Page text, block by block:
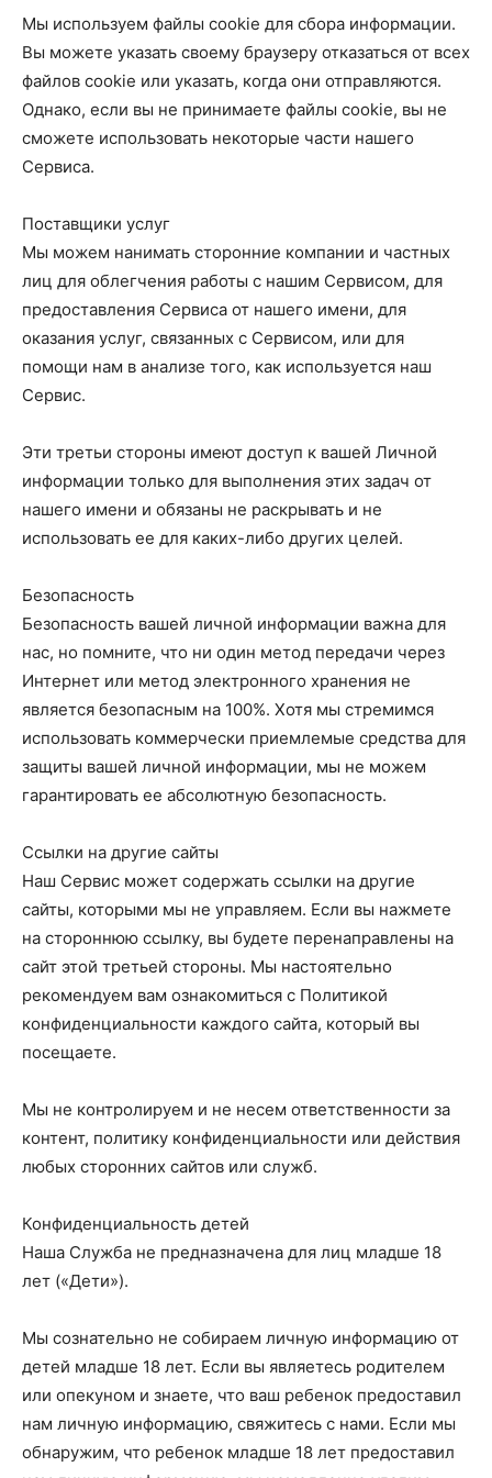
Мы используем файлы cookie для сбора информации.
Вы можете указать своему браузеру отказаться от всех
файлов cookie или указать, когда они отправляются.
Однако, если вы не принимаете файлы cookie, вы не
сможете использовать некоторые части нашего
Сервиса.
Поставщики услуг
Мы можем нанимать сторонние компании и частных
лиц для облегчения работы с нашим Сервисом, для
предоставления Сервиса от нашего имени, для
оказания услуг, связанных с Сервисом, или для
помощи нам в анализе того, как используется наш
Сервис.
Эти третьи стороны имеют доступ к вашей Личной
информации только для выполнения этих задач от
нашего имени и обязаны не раскрывать и не
использовать ее для каких-либо других целей.
Безопасность
Безопасность вашей личной информации важна для
нас, но помните, что ни один метод передачи через
Интернет или метод электронного хранения не
является безопасным на 100%. Хотя мы стремимся
использовать коммерчески приемлемые средства для
защиты вашей личной информации, мы не можем
гарантировать ее абсолютную безопасность.
Ссылки на другие сайты
Наш Сервис может содержать ссылки на другие
сайты, которыми мы не управляем. Если вы нажмете
на стороннюю ссылку, вы будете перенаправлены на
сайт этой третьей стороны. Мы настоятельно
рекомендуем вам ознакомиться с Политикой
конфиденциальности каждого сайта, который вы
посещаете.
Мы не контролируем и не несем ответственности за
контент, политику конфиденциальности или действия
любых сторонних сайтов или служб.
Конфиденциальность детей
Наша Служба не предназначена для лиц младше 18
лет («Дети»).
Мы сознательно не собираем личную информацию от
детей младше 18 лет. Если вы являетесь родителем
или опекуном и знаете, что ваш ребенок предоставил
нам личную информацию, свяжитесь с нами. Если мы
обнаружим, что ребенок младше 18 лет предоставил